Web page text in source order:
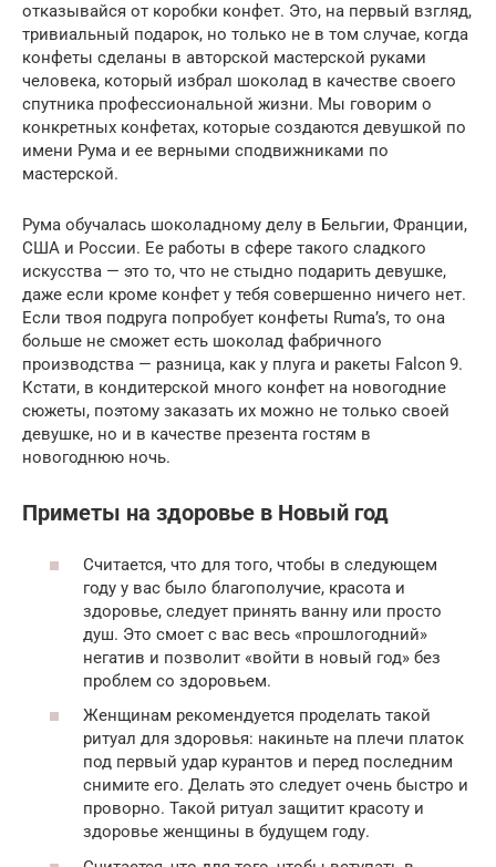
отказывайся от коробки конфет. Это, на первый взгляд,
тривиальный подарок, но только не в том случае, когда
конфеты сделаны в авторской мастерской руками
человека, который избрал шоколад в качестве своего
спутника профессиональной жизни. Мы говорим о
конкретных конфетах, которые создаются девушкой по
имени Рума и ее верными сподвижниками по
мастерской.
Рума обучалась шоколадному делу в Бельгии, Франции,
США и России. Ее работы в сфере такого сладкого
искусства — это то, что не стыдно подарить девушке,
даже если кроме конфет у тебя совершенно ничего нет.
Если твоя подруга попробует конфеты Ruma’s, то она
больше не сможет есть шоколад фабричного
производства — разница, как у плуга и ракеты Falcon 9.
Кстати, в кондитерской много конфет на новогодние
сюжеты, поэтому заказать их можно не только своей
девушке, но и в качестве презента гостям в
новогоднюю ночь.
Приметы на здоровье в Новый год
Считается, что для того, чтобы в следующем
году у вас было благополучие, красота и
здоровье, следует принять ванну или просто
душ. Это смоет с вас весь «прошлогодний»
негатив и позволит «войти в новый год» без
проблем со здоровьем.
Женщинам рекомендуется проделать такой
ритуал для здоровья: накиньте на плечи платок
под первый удар курантов и перед последним
снимите его. Делать это следует очень быстро и
проворно. Такой ритуал защитит красоту и
здоровье женщины в будущем году.